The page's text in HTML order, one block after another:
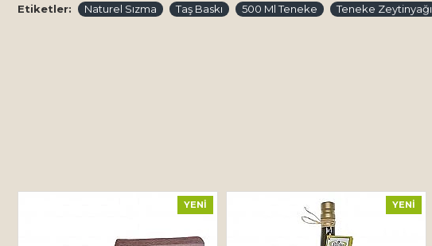
Etiketler: Naturel Sızma Taş Baskı 500 Ml Teneke Teneke Zeytinyağı
YENI YENI